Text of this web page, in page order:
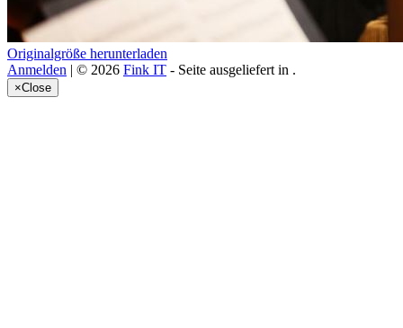
Originalgröße herunterladen
Anmelden | © 2026 Fink IT - Seite ausgeliefert in .
×Close